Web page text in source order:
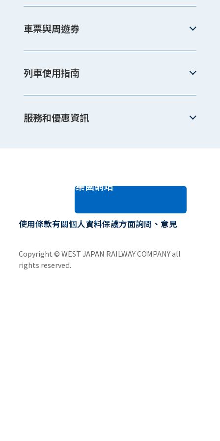
車票與周遊券
列車使用指南
服務和優惠資訊
JR西日本集團網站
使用條款有關個人資料保護方面詢問、意見
Copyright © WEST JAPAN RAILWAY COMPANY all
rights reserved.